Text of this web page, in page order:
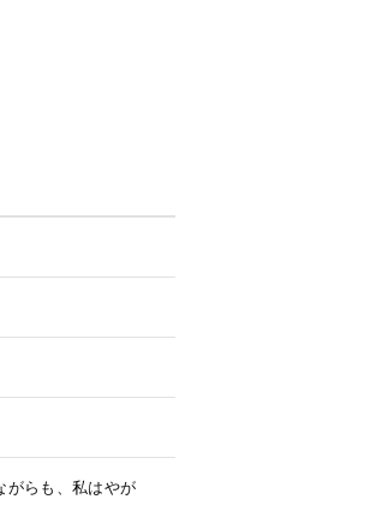
がらも、私はやが